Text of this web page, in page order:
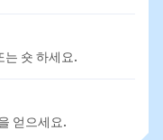
는 숏 하세요.
얻으세요.